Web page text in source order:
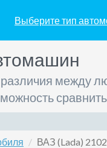
Выберите тип
между
ВАЗ (Lada)